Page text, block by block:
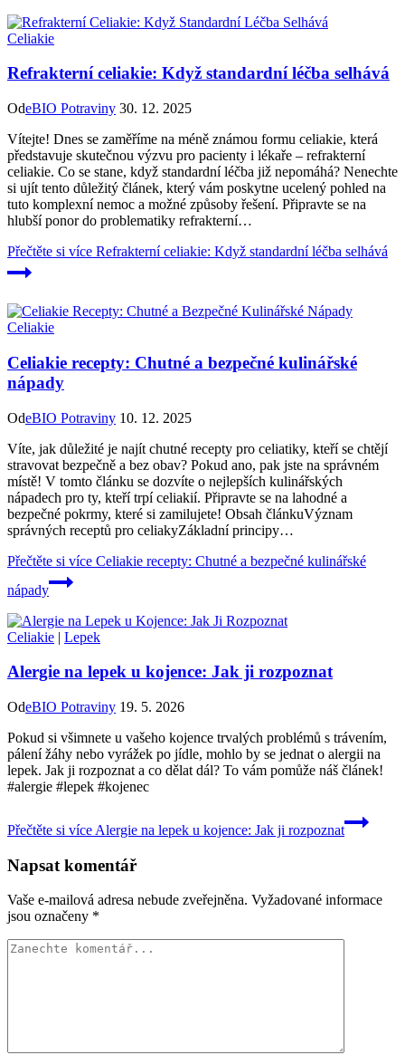
Celiakie
Refrakterní celiakie: Když standardní léčba selhává
OdeBIO Potraviny 30. 12. 2025
Vítejte! Dnes se zaměříme na méně známou formu celiakie, která
představuje skutečnou výzvu pro pacienty i lékaře – refrakterní
celiakie. Co se stane, když standardní léčba již nepomáhá? Nenechte
si ujít tento důležitý článek, který vám poskytne ucelený pohled na
tuto komplexní nemoc a možné způsoby řešení. Připravte se na
hlubší ponor do problematiky refrakterní…
Přečtěte si více Refrakterní celiakie: Když standardní léčba selhává
Celiakie
Celiakie recepty: Chutné a bezpečné kulinářské
nápady
OdeBIO Potraviny 10. 12. 2025
Víte, jak důležité je najít chutné recepty ‍pro celiatiky, ⁢kteří se chtějí
stravovat bezpečně a bez obav?​ Pokud ⁤ano, pak jste na správném ​
místě! ⁢V tomto ‍článku se dozvíte‍ o nejlepších‍ kulinářských
nápadech pro ty, kteří trpí celiakií.‌ Připravte ​se na lahodné a
bezpečné pokrmy, které si zamilujete! Obsah článkuVýznam
‌správných receptů pro celiakyZákladní principy…
Přečtěte si více Celiakie recepty: Chutné a bezpečné kulinářské
nápady
Celiakie | Lepek
Alergie na lepek u kojence: Jak ji rozpoznat
OdeBIO Potraviny 19. 5. 2026
Pokud si všimnete u vašeho kojence trvalých problémů s trávením,
pálení žáhy nebo vyrážek po jídle, mohlo by se jednat o alergii na
lepek. Jak ji rozpoznat a co dělat dál? To vám pomůže náš článek!
#alergie #lepek #kojenec
Přečtěte si více Alergie na lepek u kojence: Jak ji rozpoznat
Napsat komentář
Vaše e-mailová adresa nebude zveřejněna. Vyžadované informace
jsou označeny *